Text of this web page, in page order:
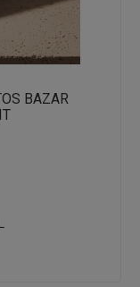
BAZAR